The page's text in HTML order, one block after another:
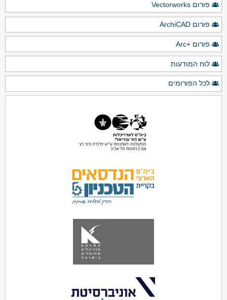
פורום Vectorworks
פורום ArchiCAD
פורום +Arc
לוח המודעות
לכל הפורומים